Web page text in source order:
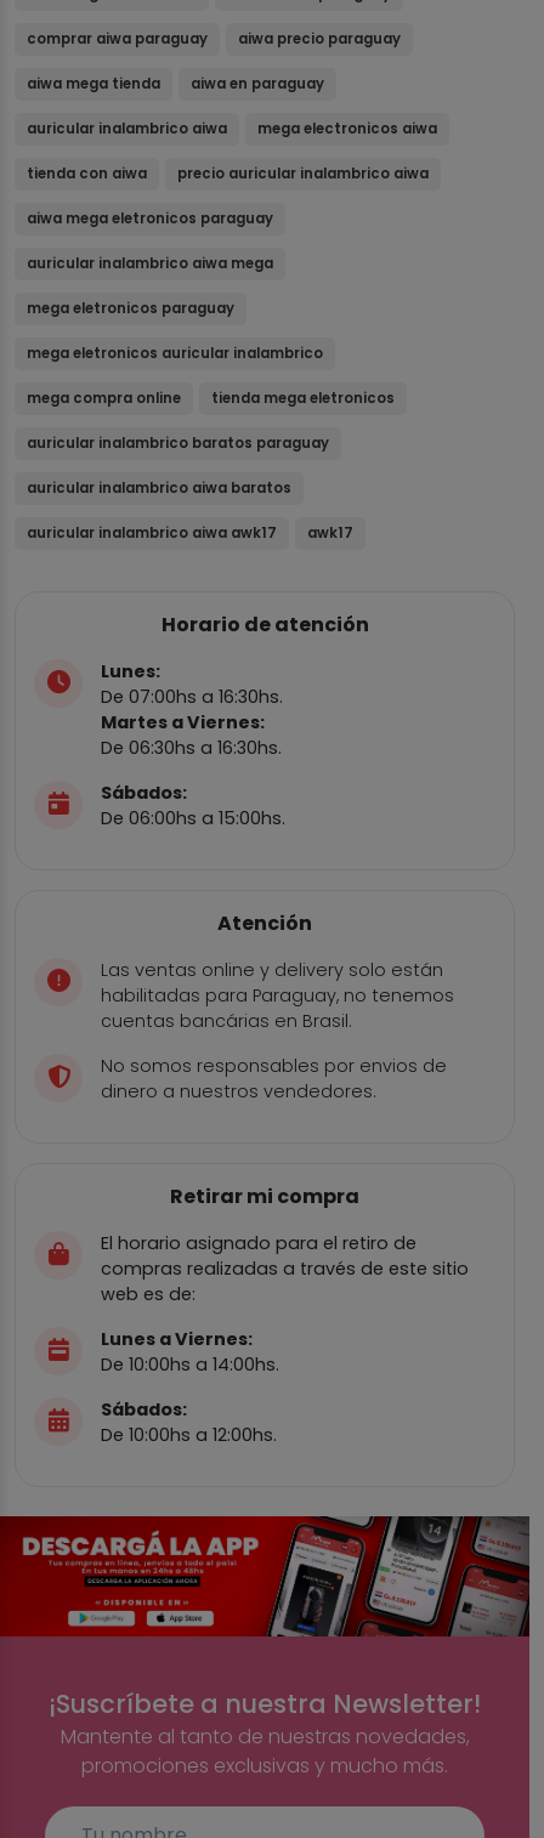
comprar aiwa paraguay aiwa precio paraguay
aiwa mega tienda aiwa en paraguay
auricular inalambrico aiwa mega electronicos aiwa
tienda con aiwa precio auricular inalambrico aiwa
aiwa mega eletronicos paraguay
auricular inalambrico aiwa mega
mega eletronicos paraguay
mega eletronicos auricular inalambrico
mega compra online tienda mega eletronicos
auricular inalambrico baratos paraguay
auricular inalambrico aiwa baratos
auricular inalambrico aiwa awk17 awk17
Horario de atención
Lunes:
De 07:00hs a 16:30hs.
Martes a Viernes:
De 06:30hs a 16:30hs.
Sábados:
De 06:00hs a 15:00hs.
Atención
Las ventas online y delivery solo están
habilitadas para Paraguay, no tenemos
cuentas bancárias en Brasil.
No somos responsables por envios de
dinero a nuestros vendedores.
Retirar mi compra
El horario asignado para el retiro de
compras realizadas a través de este sitio
web es de:
Lunes a Viernes:
De 10:00hs a 14:00hs.
Sábados:
De 10:00hs a 12:00hs.
¡Suscríbete a nuestra Newsletter!
Mantente al tanto de nuestras novedades,
promociones exclusivas y mucho más.